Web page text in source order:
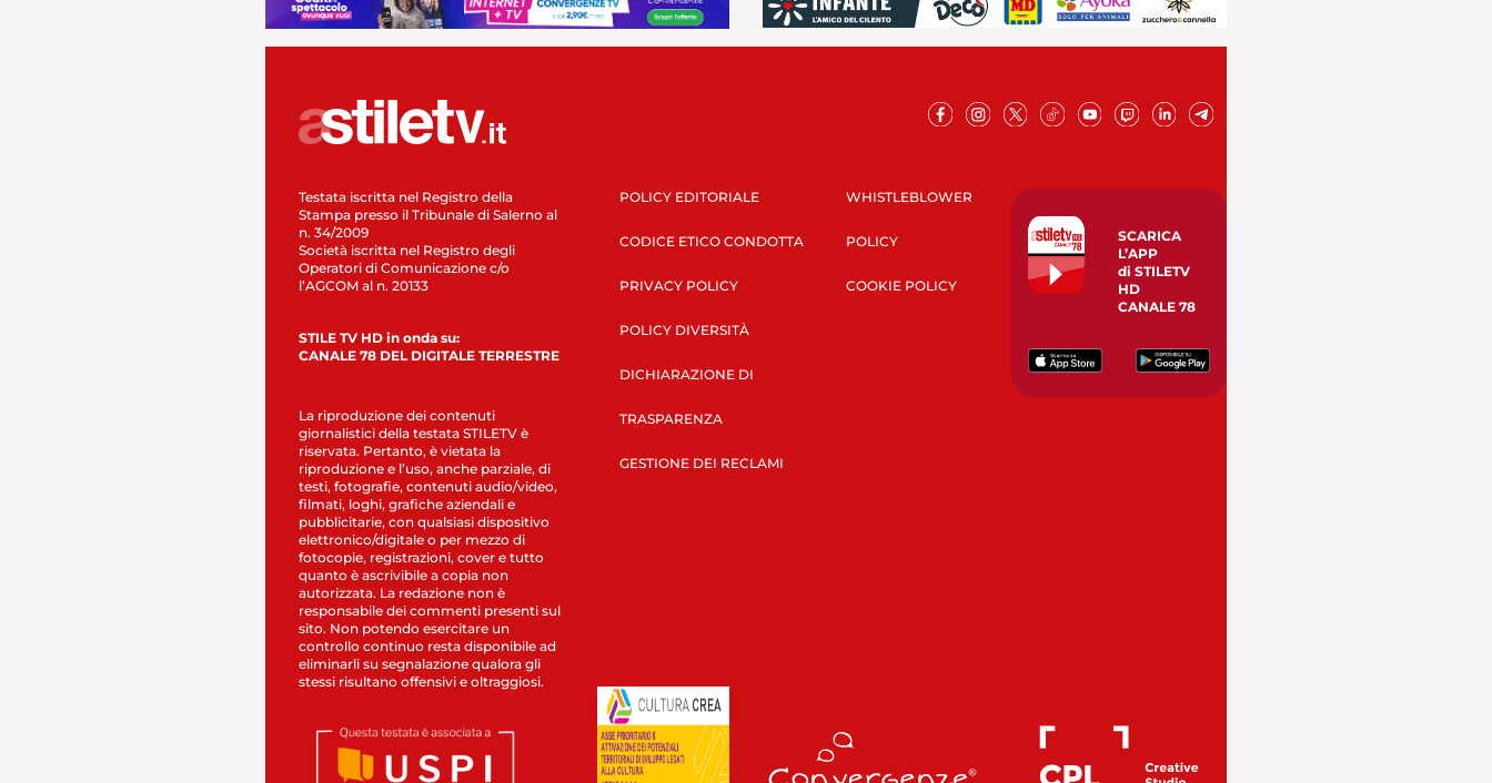
Testata iscritta nel Registro della
Stampa presso il Tribunale di Salerno al
n. 34/2009
Società iscritta nel Registro degli
Operatori di Comunicazione c/o
l’AGCOM al n. 20133
STILE TV HD in onda su:
CANALE 78 DEL DIGITALE TERRESTRE
La riproduzione dei contenuti
giornalistici della testata STILETV è
riservata. Pertanto, è vietata la
riproduzione e l’uso, anche parziale, di
testi, fotografie, contenuti audio/video,
filmati, loghi, grafiche aziendali e
pubblicitarie, con qualsiasi dispositivo
elettronico/digitale o per mezzo di
fotocopie, registrazioni, cover e tutto
quanto è ascrivibile a copia non
autorizzata. La redazione non è
responsabile dei commenti presenti sul
sito. Non potendo esercitare un
controllo continuo resta disponibile ad
eliminarli su segnalazione qualora gli
stessi risultano offensivi e oltraggiosi.
POLICY EDITORIALE
CODICE ETICO CONDOTTA
PRIVACY POLICY
POLICY DIVERSITÀ
DICHIARAZIONE DI
TRASPARENZA
GESTIONE DEI RECLAMI
WHISTLEBLOWER
POLICY
COOKIE POLICY
SCARICA
L’APP
di STILETV
HD
CANALE 78